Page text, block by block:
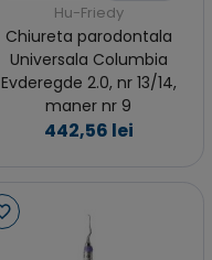
Hu-Friedy
Chiureta parodontala
Universala Columbia
Evderegde 2.0, nr 13/14,
maner nr 9
442,56 lei